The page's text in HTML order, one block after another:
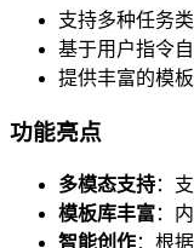
支持多种任务
基于用户指令
提供丰富的模
功能亮点
多模态支持：
模板库丰富：
智能创作：根